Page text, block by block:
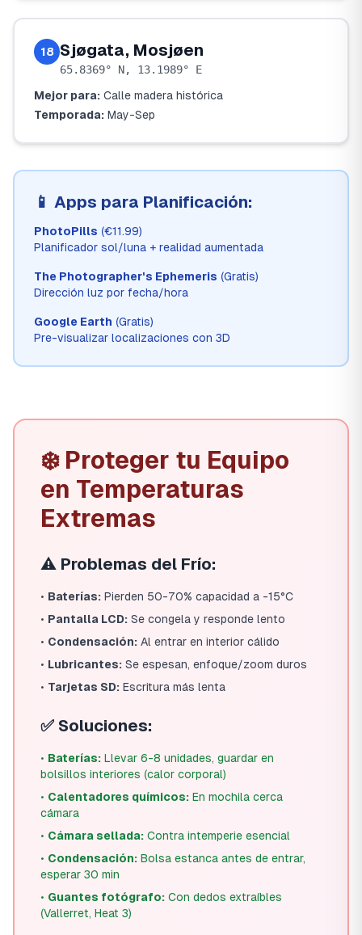
18 Sjøgata, Mosjøen
65.8369° N, 13.1989° E
Mejor para: Calle madera histórica
Temporada: May-Sep
📱 Apps para Planificación:
PhotoPills (€11.99)
Planificador sol/luna + realidad aumentada
The Photographer's Ephemeris (Gratis)
Dirección luz por fecha/hora
Google Earth (Gratis)
Pre-visualizar localizaciones con 3D
❄️ Proteger tu Equipo
en Temperaturas
Extremas
⚠️ Problemas del Frío:
• Baterías: Pierden 50-70% capacidad a -15°C
• Pantalla LCD: Se congela y responde lento
• Condensación: Al entrar en interior cálido
• Lubricantes: Se espesan, enfoque/zoom duros
• Tarjetas SD: Escritura más lenta
✅ Soluciones:
• Baterías: Llevar 6-8 unidades, guardar en
bolsillos interiores (calor corporal)
• Calentadores químicos: En mochila cerca
cámara
• Cámara sellada: Contra intemperie esencial
• Condensación: Bolsa estanca antes de entrar,
esperar 30 min
• Guantes fotógrafo: Con dedos extraíbles
(Vallerret, Heat 3)